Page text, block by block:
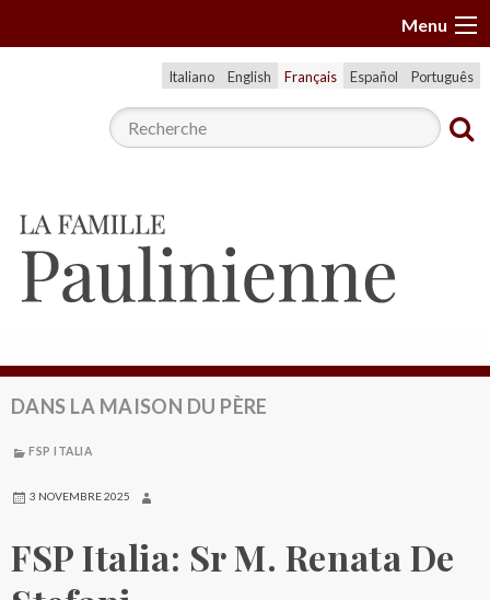
l
n
Menu
Italiano English Français Español Português
DANS LA MAISON DU PÈRE
FSP ITALIA
3 NOVEMBRE 2025
FSP Italia: Sr M. Renata De